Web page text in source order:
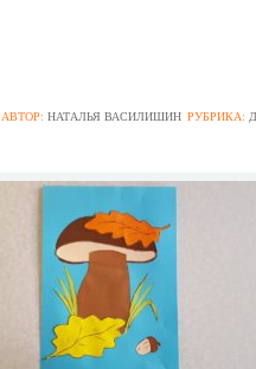
АВТОР:НАТАЛЬЯ ВАСИЛИШИН РУБРИКА: